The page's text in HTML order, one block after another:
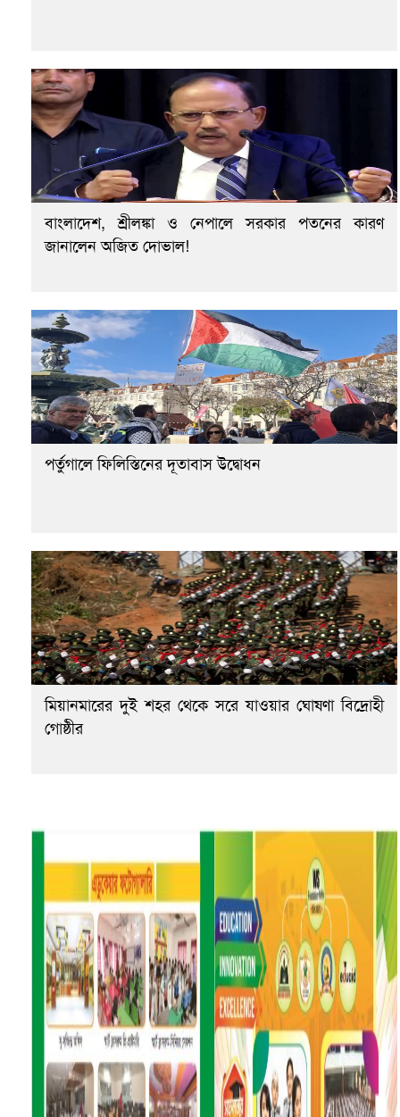
বাংলাদেশ, শ্রীলঙ্কা ও নেপালে সরকার পতনের কারণ
জানালেন অজিত দোভাল!
পর্তুগালে ফিলিস্তিনের দূতাবাস উদ্বোধন
মিয়ানমারের দুই শহর থেকে সরে যাওয়ার ঘোষণা বিদ্রোহী
গোষ্ঠীর